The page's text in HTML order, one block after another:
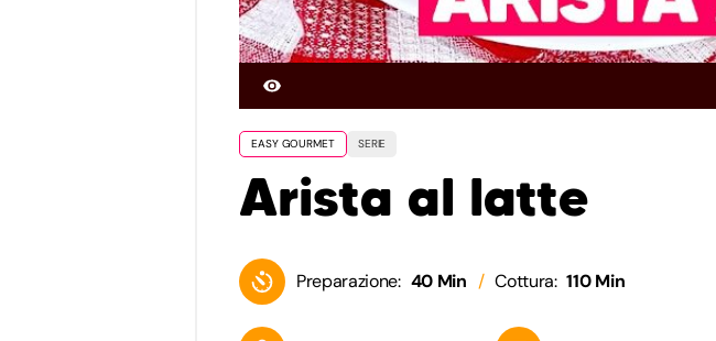
EASY GOURMET SERIE
Arista al latte
Preparazione: 40 Min Cottura: 110 Min